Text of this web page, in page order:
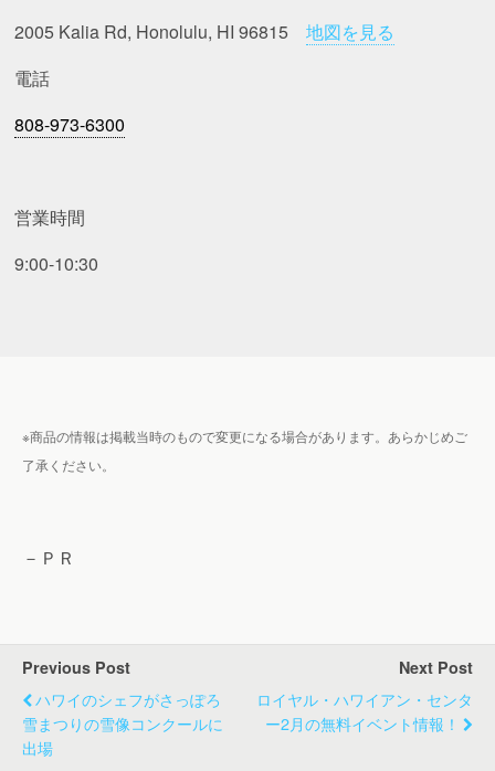
2005 Kalia Rd, Honolulu, HI 96815地図を見る
電話
808-973-6300
営業時間
9:00-10:30
※商品の情報は掲載当時のもので変更になる場合があります。あらかじめご
了承ください。
－ＰＲ
Previous Post
ハワイのシェフがさっぽろ
雪まつりの雪像コンクールに
出場
Next Post
ロイヤル・ハワイアン・センタ
ー2月の無料イベント情報！